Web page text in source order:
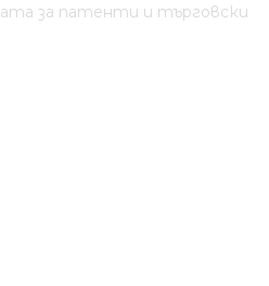
за патенти и търговски